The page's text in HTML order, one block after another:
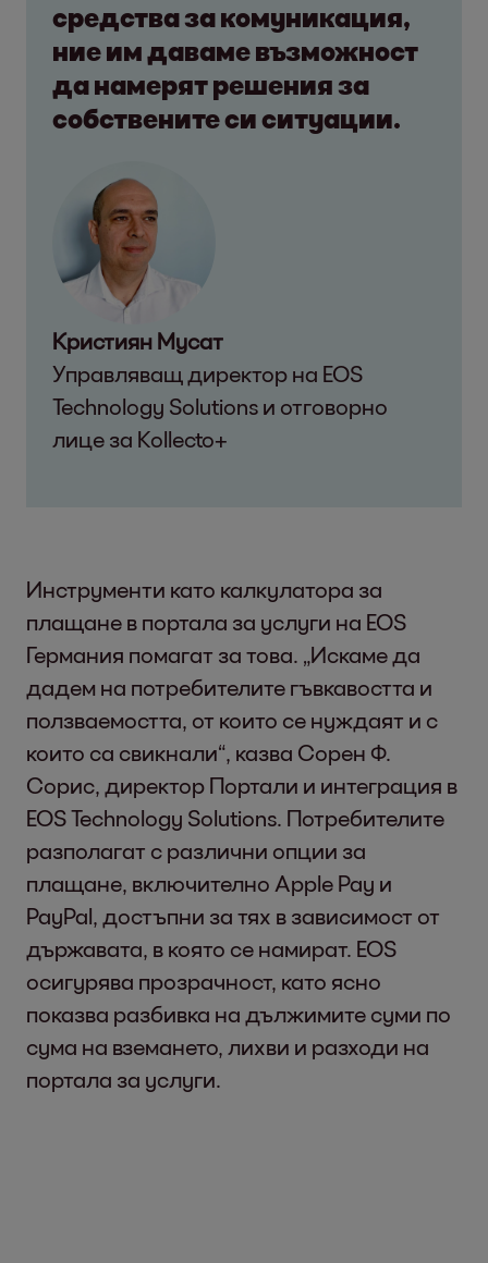
средства за комуникация,
ние им даваме възможност
да намерят решения за
собствените си ситуации.
Кристиян Мусат
Управляващ директор на EOS
Technology Solutions и отговорно
лице за Kollecto+
Инструменти като калкулатора за
плащане в портала за услуги на EOS
Германия помагат за това. „Искаме да
дадем на потребителите гъвкавостта и
ползваемостта, от които се нуждаят и с
които са свикнали“, казва Сорен Ф.
Сорис, директор Портали и интеграция в
EOS Technology Solutions. Потребителите
разполагат с различни опции за
плащане, включително Apple Pay и
PayPal, достъпни за тях в зависимост от
държавата, в която се намират. EOS
осигурява прозрачност, като ясно
показва разбивка на дължимите суми по
сума на вземането, лихви и разходи на
портала за услуги.